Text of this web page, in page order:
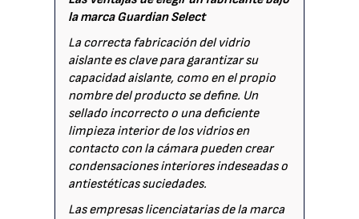
la marca Guardian Select
La correcta fabricación del vidrio
aislante es clave para garantizar su
capacidad aislante, como en el propio
nombre del producto se define. Un
sellado incorrecto o una deficiente
limpieza interior de los vidrios en
contacto con la cámara pueden crear
condensaciones interiores indeseadas o
antiestéticas suciedades.
Las empresas licenciatarias de la marca